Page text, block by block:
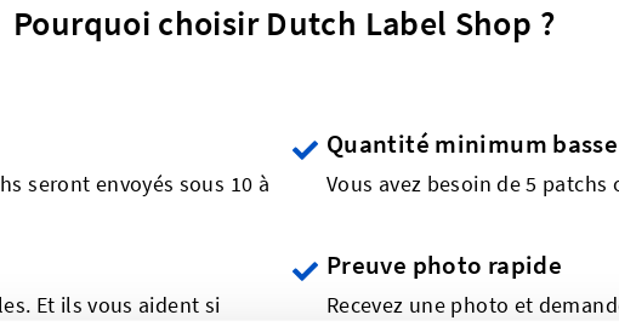
Pourquoi choisir Dutch Label Shop ?
seront envoyés sous 10 à
Quantité minimum basse
Vous avez besoin de 5 patchs
Et ils vous aident si
Preuve photo rapide
Recevez une photo et